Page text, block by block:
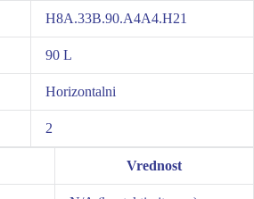
H8A.33B.90.A4A4.H21
90 L
Horizontalni
2
Vrednost